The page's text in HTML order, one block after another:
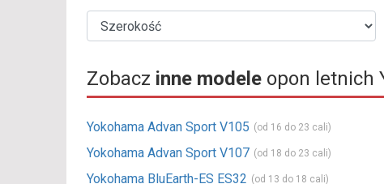
Zobacz inne modele opon letnich
Yokohama Advan Sport V105 (od 16 do 23 cali)
Yokohama Advan Sport V107 (od 18 do 23 cali)
Yokohama BluEarth-ES ES32 (od 13 do 18 cali)